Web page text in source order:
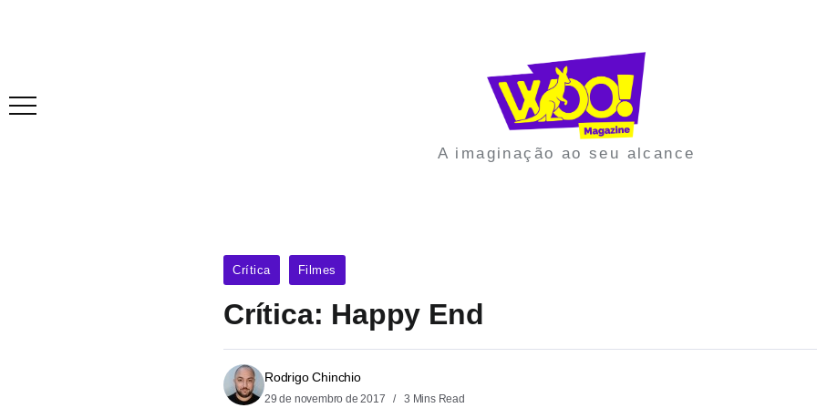
A imaginação ao seu alcance
Crítica Filmes
Crítica: Happy End
Rodrigo Chinchio
29 de novembro de 2017 3 Mins Read